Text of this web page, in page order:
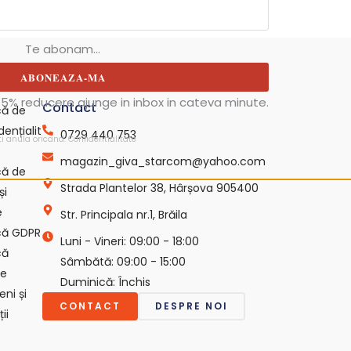
de
de
GDPR
și
Contact
0729 440 753
magazin_giva_starcom@yahoo.com
Strada Plantelor 38, Hârșova 905400
Str. Principala nr.1, Brăila
Luni - Vineri: 09:00 - 18:00
Sâmbătă: 09:00 - 15:00
Duminică: Închis
CONTACT DESPRE NOI
Te abonam...
ABONEAZA-MA
reducere ajunge in inbox in cateva minute.
anula oricand.Confidentialitate